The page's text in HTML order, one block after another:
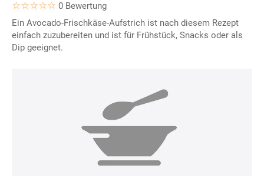
0 Bewertung
Ein Avocado-Frischkäse-Aufstrich ist nach diesem Rezept
einfach zuzubereiten und ist für Frühstück, Snacks oder als
Dip geeignet.